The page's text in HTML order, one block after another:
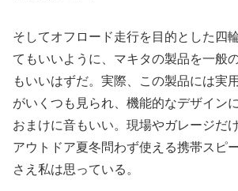
そしてオフロード走行を目的とした四
てもいいように、マキタの製品を一般
もいいはずだ。実際、この製品には実
がいくつも見られ、機能的なデザイン
おまけに音もいい。現場やガレージだ
アウトドア夏冬問わず使える携帯スピ
さえ私は思っている。